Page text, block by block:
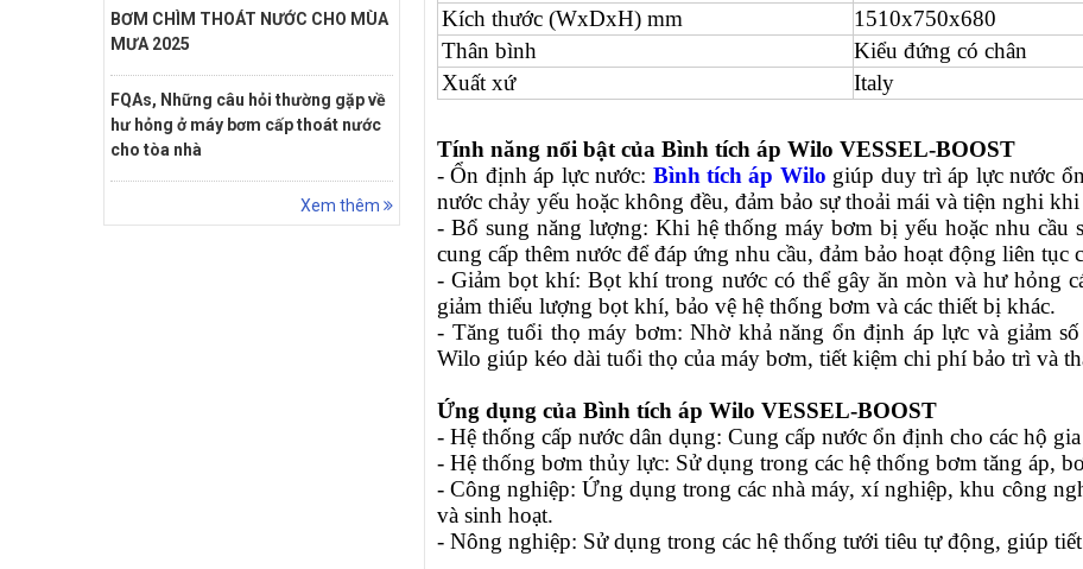
BƠM CHÌM THOÁT NƯỚC CHO MÙA
MƯA 2025
FQAs, Những câu hỏi thường gặp về
hư hỏng ở máy bơm cấp thoát nước
cho tòa nhà
Xem thêm
Kích thước (WxDxH) mm
1510x750x680
Thân bình
Kiểu đứng có chân
Xuất xứ
Italy
Tính năng nổi bật của Bình tích áp Wilo VESSEL-BOOST
- Ổn định áp lực nước: Bình tích áp Wilo giúp duy trì áp lực nước
nước chảy yếu hoặc không đều, đảm bảo sự thoải mái và tiện nghi
- Bổ sung năng lượng: Khi hệ thống máy bơm bị yếu hoặc nhu cầu
cung cấp thêm nước để đáp ứng nhu cầu, đảm bảo hoạt động liên tục
- Giảm bọt khí: Bọt khí trong nước có thể gây ăn mòn và hư hỏng
giảm thiểu lượng bọt khí, bảo vệ hệ thống bơm và các thiết bị khác.
- Tăng tuổi thọ máy bơm: Nhờ khả năng ổn định áp lực và giảm
Wilo giúp kéo dài tuổi thọ của máy bơm, tiết kiệm chi phí bảo trì và
Ứng dụng của Bình tích áp Wilo VESSEL-BOOST
- Hệ thống cấp nước dân dụng: Cung cấp nước ổn định cho các hộ
- Hệ thống bơm thủy lực: Sử dụng trong các hệ thống bơm tăng áp,
- Công nghiệp: Ứng dụng trong các nhà máy, xí nghiệp, khu công
và sinh hoạt.
- Nông nghiệp: Sử dụng trong các hệ thống tưới tiêu tự động, giúp